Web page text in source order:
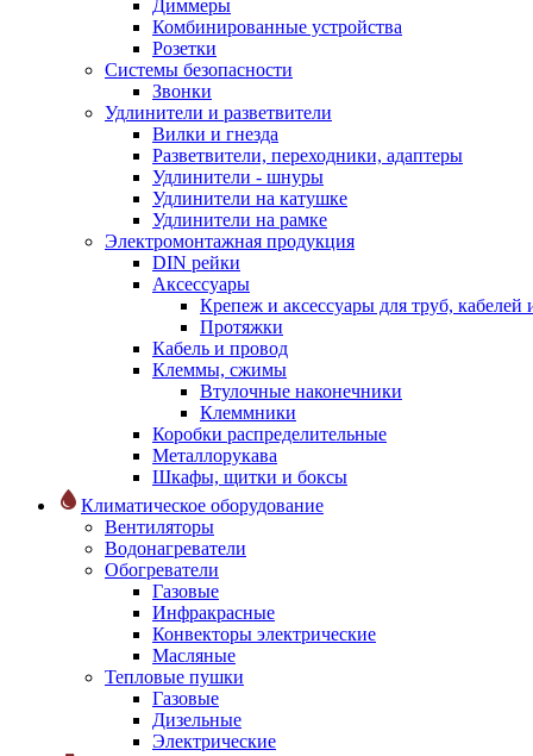
Диммеры
Комбинированные устройства
Розетки
Системы безопасности
Звонки
Удлинители и разветвители
Вилки и гнезда
Разветвители, переходники, адаптеры
Удлинители - шнуры
Удлинители на катушке
Удлинители на рамке
Электромонтажная продукция
DIN рейки
Аксессуары
Крепеж и аксессуары для труб, кабелей
Протяжки
Кабель и провод
Клеммы, сжимы
Втулочные наконечники
Клеммники
Коробки распределительные
Металлорукава
Шкафы, щитки и боксы
Климатическое оборудование
Вентиляторы
Водонагреватели
Обогреватели
Газовые
Инфракрасные
Конвекторы электрические
Масляные
Тепловые пушки
Газовые
Дизельные
Электрические